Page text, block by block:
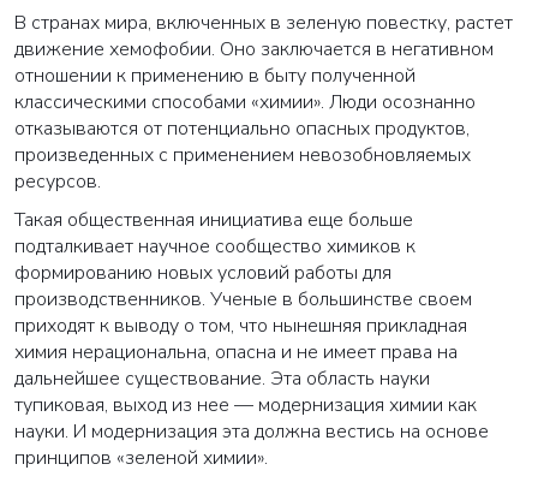
В странах мира, включенных в зеленую повестку, растет
движение хемофобии. Оно заключается в негативном
отношении к применению в быту полученной
классическими способами «химии». Люди осознанно
отказываются от потенциально опасных продуктов,
произведенных с применением невозобновляемых
ресурсов.
Такая общественная инициатива еще больше
подталкивает научное сообщество химиков к
формированию новых условий работы для
производственников. Ученые в большинстве своем
приходят к выводу о том, что нынешняя прикладная
химия нерациональна, опасна и не имеет права на
дальнейшее существование. Эта область науки
тупиковая, выход из нее — модернизация химии как
науки. И модернизация эта должна вестись на основе
принципов «зеленой химии».